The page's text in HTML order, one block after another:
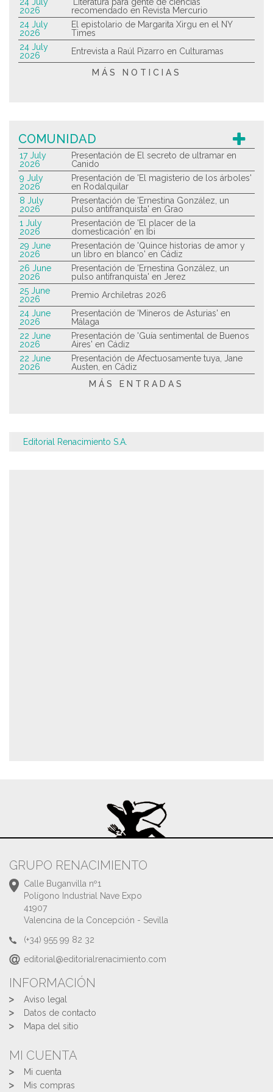
24 July
2026
'Literatura para gente de ciencias'
recomendado en Revista Mercurio
24 July
2026
El epistolario de Margarita Xirgu en el NY
Times
24 July
2026
Entrevista a Raúl Pizarro en Culturamas
MÁS NOTICIAS
COMUNIDAD
17 July
2026
Presentación de El secreto de ultramar en
Canido
9 July
2026
Presentación de 'El magisterio de los árboles'
en Rodalquilar
8 July
2026
Presentación de 'Ernestina González, un
pulso antifranquista' en Grao
1 July
2026
Presentación de 'El placer de la
domesticación' en Ibi
29 June
2026
Presentación de 'Quince historias de amor y
un libro en blanco' en Cádiz
26 June
2026
Presentación de 'Ernestina González, un
pulso antifranquista' en Jerez
25 June
2026
Premio Archiletras 2026
24 June
2026
Presentación de 'Mineros de Asturias' en
Málaga
22 June
2026
Presentación de 'Guía sentimental de Buenos
Aires' en Cádiz
22 June
2026
Presentación de Afectuosamente tuya, Jane
Austen, en Cádiz
MÁS ENTRADAS
Editorial Renacimiento S.A.
GRUPO RENACIMIENTO
Calle Buganvilla nº1
Polígono Industrial Nave Expo
41907
Valencina de la Concepción - Sevilla
(+34) 955 99 82 32
editorial@editorialrenacimiento.com
INFORMACIÓN
Aviso legal
Datos de contacto
Mapa del sitio
MI CUENTA
Mi cuenta
Mis compras